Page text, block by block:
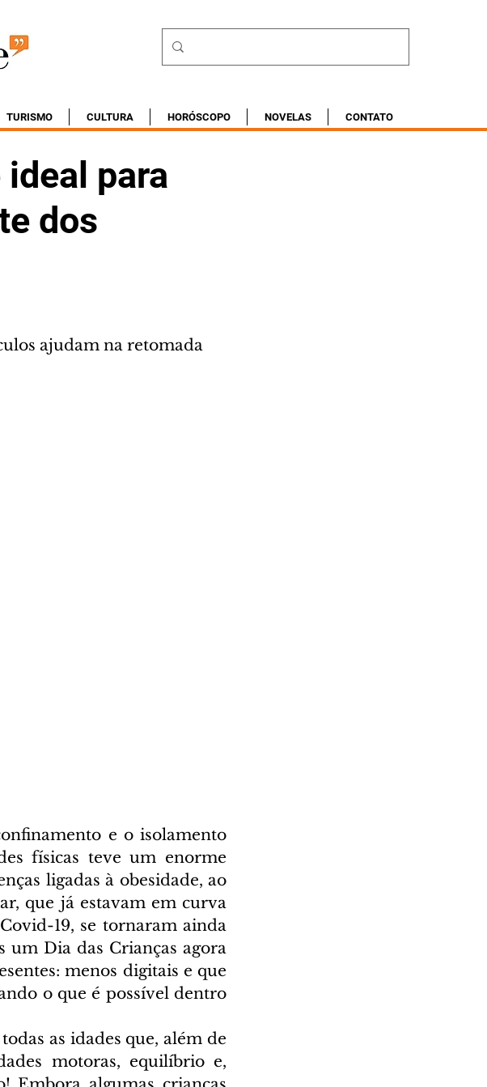
TURISMO CULTURA HORÓSCOPO NOVELAS CONTATO
para
dos
ajudam na retomada
e o isolamento
físicas teve um enorme
ligadas à obesidade, ao
que já estavam em curva
19, se tornaram ainda
um Dia das Crianças agora
menos digitais e que
o que é possível dentro
as idades que, além de
motoras, equilíbrio e,